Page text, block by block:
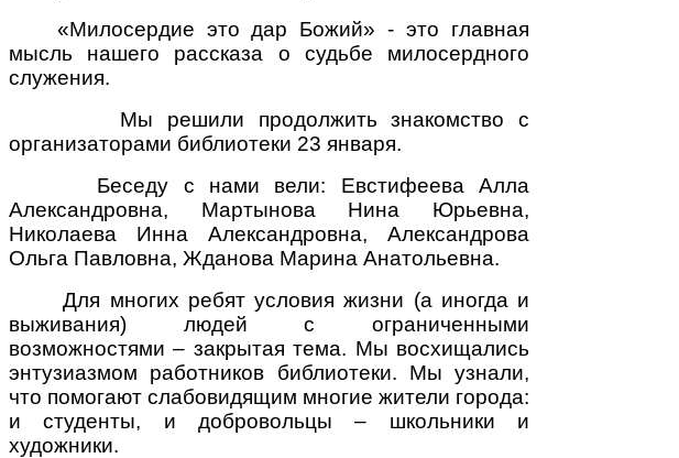
«Милосердие это дар Божий» - это главная
мысль нашего рассказа о судьбе милосердного
служения.
Мы решили продолжить знакомство с
организаторами библиотеки 23 января.
Беседу с нами вели: Евстифеева Алла
Александровна, Мартынова Нина Юрьевна,
Николаева Инна Александровна,Александрова
Ольга Павловна, Жданова Марина Анатольевна.
Для многих ребят условия жизни (а иногда и
выживания) людей с ограниченными
возможностями – закрытая тема. Мы восхищались
энтузиазмом работников библиотеки. Мы узнали,
что помогают слабовидящим многие жители города:
и студенты, и добровольцы – школьники и
художники.